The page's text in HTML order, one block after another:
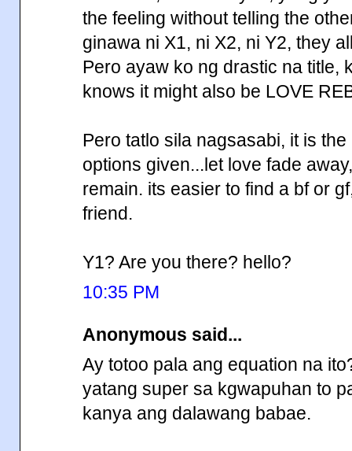
the feeling without telling the
ginawa ni X1, ni X2, ni Y2, they
Pero ayaw ko ng drastic na title,
knows it might also be LOVE
Pero tatlo sila nagsasabi, it is
options given...let love fade
remain. its easier to find a bf or
friend.
Y1? Are you there? hello?
10:35 PM
Anonymous said...
Ay totoo pala ang equation na
yatang super sa kgwapuhan to
kanya ang dalawang babae.